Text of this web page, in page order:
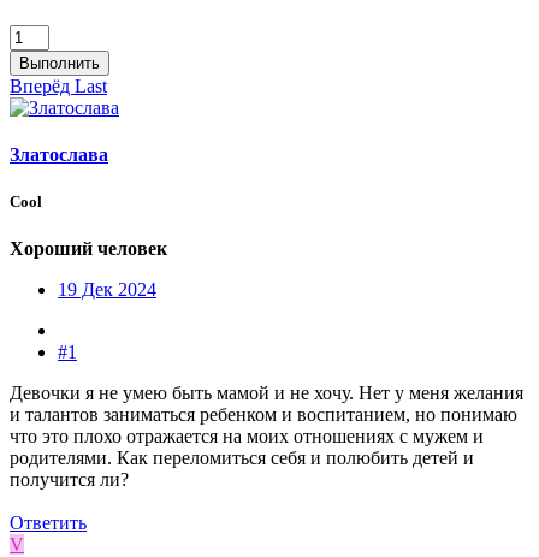
Выполнить
Вперёд Last
Златослава
Cool
Хороший человек
19 Дек 2024
#1
Девочки я не умею быть мамой и не хочу. Нет у меня желания
и талантов заниматься ребенком и воспитанием, но понимаю
что это плохо отражается на моих отношениях с мужем и
родителями. Как переломиться себя и полюбить детей и
получится ли?
Ответить
V